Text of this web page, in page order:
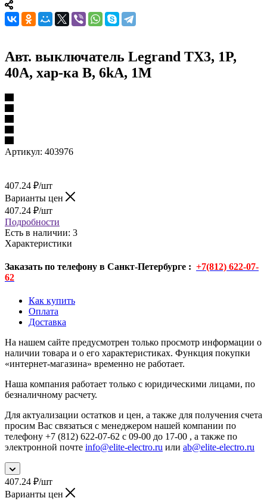
Авт. выключатель Legrand TX3, 1P,
40A, хар-ка B, 6kA, 1M
Артикул: 403976
407.24 ₽/шт
Варианты цен
407.24 ₽/шт
Подробности
Есть в наличии: 3
Характеристики
Заказать по телефону в Санкт-Петербурге : +7(812) 622-07-
62
Как купить
Оплата
Доставка
На нашем сайте предусмотрен только просмотр информации о
наличии товара и о его характеристиках. Функция покупки
«интернет-магазина» временно не работает.
Наша компания работает только с юридическими лицами, по
безналичному расчету.
Для актуализации остатков и цен, а также для получения счета
просим Вас связаться с менеджером нашей компании по
телефону +7 (812) 622-07-62 с 09-00 до 17-00 , а также по
электронной почте info@elite-electro.ru или ab@elite-electro.ru
407.24 ₽/шт
Варианты цен